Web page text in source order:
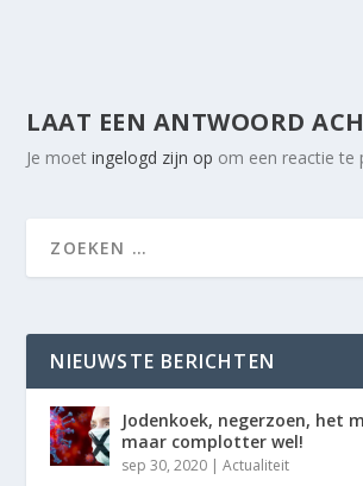
LAAT EEN ANTWOORD
Je moetingelogd zijn op om een reactie te
NIEUWSTE BERICHTEN
Jodenkoek, negerzoen, het
maar complotter wel!
sep 30, 2020 |Actualiteit